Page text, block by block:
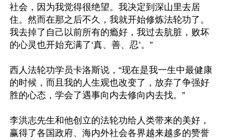
社会，因为我觉得很绝望。我决定到深山里去居
住。然而在那之后不久，我就开始修炼法轮功了。
我去掉了自己以前所有的瘾好，我过去肮脏，败坏
的心灵也开始充满了‘真、善、忍’。”
西人法轮功学员卡洛斯说，“现在是我一生中最健康
的时候，而且我的人生观也改变了，放弃了争强好
胜的心态，学会了遇事向内去修向内去找。”
李洪志先生和他创立的法轮功给人类带来的美好，
赢得了各国政府、海内外社会各界越来越多的赞誉